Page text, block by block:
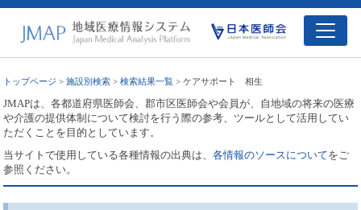
トップページ >施設別検索 >検索結果一覧 > ケアサポート 相生
JMAPは、各都道府県医師会、郡市区医師会や会員が、自地域の将来の医療
や介護の提供体制について検討を行う際の参考、ツールとして活用してい
ただくことを目的としています。
当サイトで使用している各種情報の出典は、各情報のソースについてをご
参照ください。